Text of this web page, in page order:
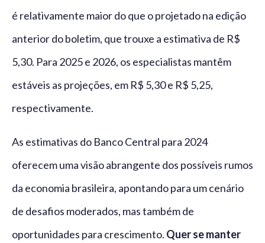
é relativamente maior do que o projetado na edição
anterior do boletim, que trouxe a estimativa de R$
5,30. Para 2025 e 2026, os especialistas mantêm
estáveis as projeções, em R$ 5,30 e R$ 5,25,
respectivamente.
As estimativas do Banco Central para 2024
oferecem uma visão abrangente dos possíveis rumos
da economia brasileira, apontando para um cenário
de desafios moderados, mas também de
oportunidades para crescimento. Quer se manter